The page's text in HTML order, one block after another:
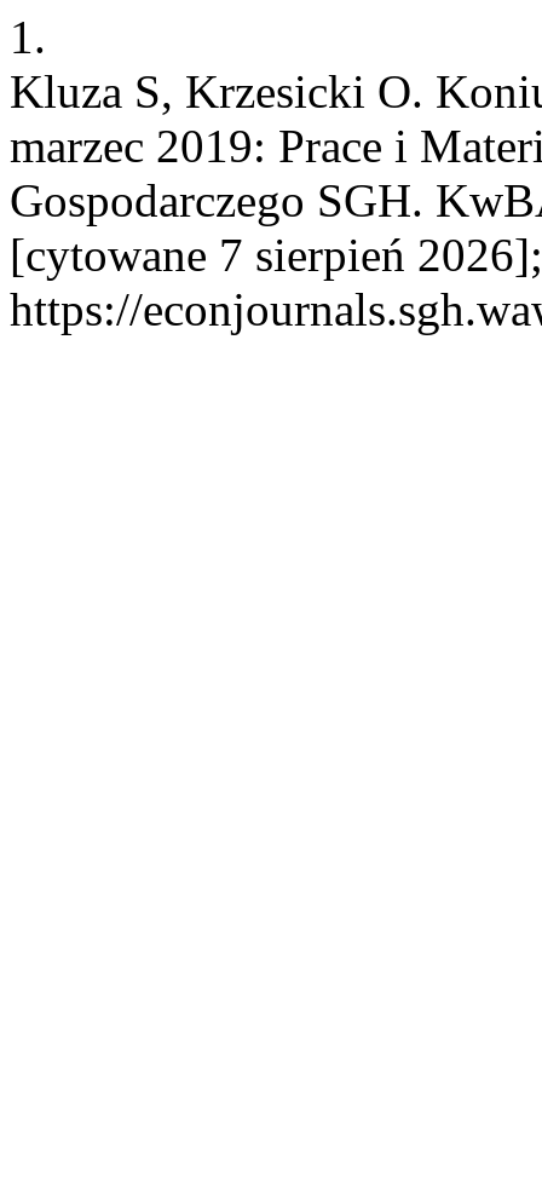
1.
Kluza S, Krzesicki O.
marzec 2019: Prace i
Gospodarczego SGH.
[cytowane 7 sierpień
https://